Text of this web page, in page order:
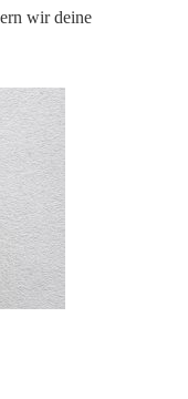
wir deine